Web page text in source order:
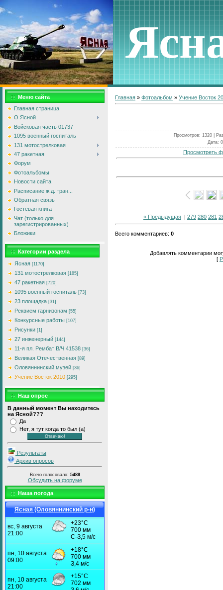
Меню сайта
Главная страница
О Ясной
Войсковая часть 01737
1095 военный госпиталь
131 мотострелковая
47 ракетная
Форум
Фотоальбомы
Новости сайта
Расписание ж.д. тран...
Обратная связь
Гостевая книга
Чат (только для
зарегистрированных)
Бложики
Категории раздела
Ясная [1170]
131 мотострелковая [185]
47 ракетная [720]
1095 военный госпиталь [73]
23 площадка [31]
Реквием гарнизонам [55]
Конкурсные работы [107]
Рисунки [1]
27 инженерный [144]
11-я пл. Рембат В/Ч 41538 [36]
Великая Отечественная [89]
Оловяннинский музей [36]
Учение Восток 2010 [295]
Наш опрос
В данный момент Вы находитесь
на Ясной???
Да
Нет, я тут когда то был (а)
Результаты
Архив опросов
Всего голосовало: 5489
Обсудить на форуме
Наша погода
Ясная (Оловяннинский р-н)
Главная » Фотоальбом » Учение Восток
Просмотров: 1320 |
Дата:
Просмотреть
« Предыдущая | 279 280 281
Всего комментариев: 0
Добавлять комментарии
[